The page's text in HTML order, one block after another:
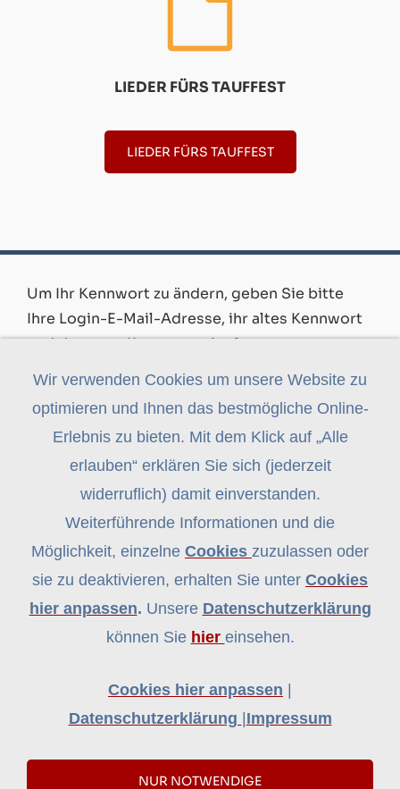
LIEDER FÜRS TAUFFEST
LIEDER FÜRS TAUFFEST
Um Ihr Kennwort zu ändern, geben Sie bitte
Ihre Login-E-Mail-Adresse, ihr altes Kennwort
und das neue Kennwort ein. Aus
Login-E-Mail:
Altes Kennwort:
Neues Kennwort:
Kennwort wiederholen:
Wir verwenden Cookies um unsere Website zu
optimieren und Ihnen das bestmögliche Online-
Erlebnis zu bieten. Mit dem Klick auf „Alle
erlauben“ erklären Sie sich (jederzeit
widerruflich) damit einverstanden.
Weiterführende Informationen und die
Möglichkeit, einzelne Cookies zuzulassen oder
sie zu deaktivieren, erhalten Sie unter Cookies
hier anpassen. Unsere Datenschutzerklärung
können Sie hier einsehen.
Cookies hier anpassen
Datenschutzerklärung Impressum
NUR NOTWENDIGE